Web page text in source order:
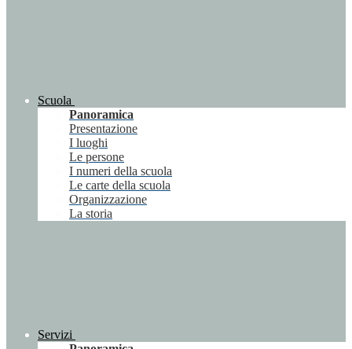
Scuola
Panoramica
Presentazione
I luoghi
Le persone
I numeri della scuola
Le carte della scuola
Organizzazione
La storia
Servizi